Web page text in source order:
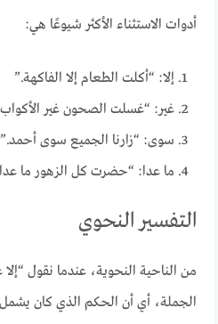
أدوات الاستثناء الأكثر شيوعًا هي:
إلا: “أكلت الطعام إلا الفاكهة.”
غير: “غسلت الصحون غير
سوى: “زارنا الجميع سوى أحمد.”
ما عدا: “حضرت كل الزهور ما عدا
التفسير النحوي
من الناحية النحوية، عندما نقول
الجملة، أي أن الحكم الذي كان